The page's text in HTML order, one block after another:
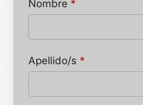
Nombre *
Apellido/s *